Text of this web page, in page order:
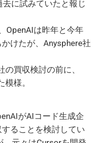
に試みていたと報じ
OpenAIは昨年と今年
けたが、Anysphere社
買収検討の前に、
様。
がAIコード生成企
ることを検討してい